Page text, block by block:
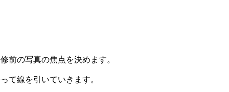
前の写真の焦点を決めます。
て線を引いていきます。